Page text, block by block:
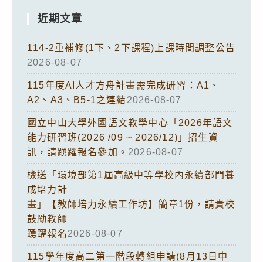
近期文章
114-2重補修(1下、2下課程)上課時間調整公告
2026-08-07
115年度AI人才方舟計畫需完成研習：A1、
A2、A3、B5-1之連結2026-08-07
國立中山大學外國語文教學中心「2026年語文
能力研習班(2026 /09 ~ 2026/12)」招生資
訊，請踴躍報名參加。 2026-08-07
檢送「環境部第1屆高級中等學校內永續部門養
成培力計
畫」【教師培力永續工作坊】簡章1份，請貴校
鼓勵教師
踴躍報名2026-08-07
115學年度高二第一階段轉組申請(8月13日中